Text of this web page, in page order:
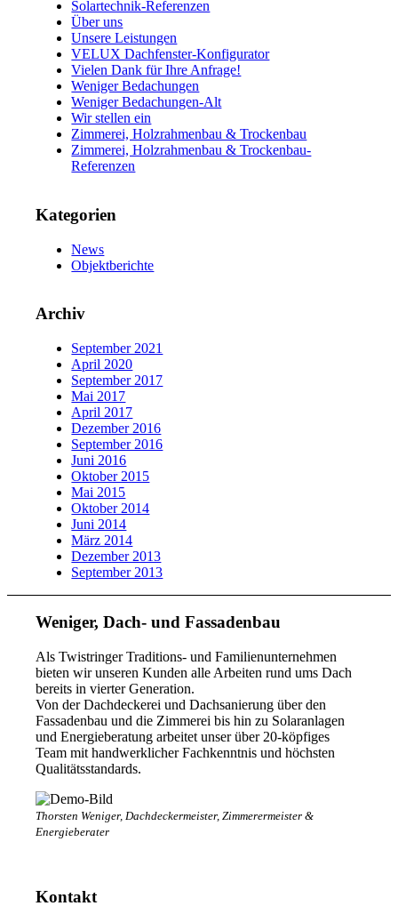
Solartechnik-Referenzen
Über uns
Unsere Leistungen
VELUX Dachfenster-Konfigurator
Vielen Dank für Ihre Anfrage!
Weniger Bedachungen
Weniger Bedachungen-Alt
Wir stellen ein
Zimmerei, Holzrahmenbau & Trockenbau
Zimmerei, Holzrahmenbau & Trockenbau-
Referenzen
Kategorien
News
Objektberichte
Archiv
September 2021
April 2020
September 2017
Mai 2017
April 2017
Dezember 2016
September 2016
Juni 2016
Oktober 2015
Mai 2015
Oktober 2014
Juni 2014
März 2014
Dezember 2013
September 2013
Weniger, Dach- und Fassadenbau
Als Twistringer Traditions- und Familienunternehmen
bieten wir unseren Kunden alle Arbeiten rund ums Dach
bereits in vierter Generation.
Von der Dachdeckerei und Dachsanierung über den
Fassadenbau und die Zimmerei bis hin zu Solaranlagen
und Energieberatung arbeitet unser über 20-köpfiges
Team mit handwerklicher Fachkenntnis und höchsten
Qualitätsstandards.
Thorsten Weniger, Dachdeckermeister, Zimmerermeister &
Energieberater
Kontakt